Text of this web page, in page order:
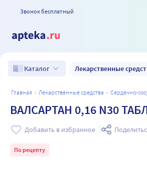
Звонок бесплатный
Каталог Лекарственные
главная лекарственные средства сердечно-
ВАЛСАРТАН 0,16 N30
Добавить в избранное
По рецепту